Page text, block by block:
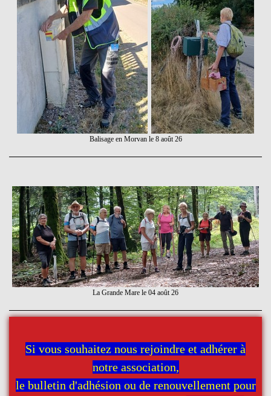
Balisage en Morvan le 8 août 26
La Grande Mare le 04 août 26
Si vous souhaitez nous rejoindre et adhérer à
notre association,
le bulletin d'adhésion ou de renouvellement pour